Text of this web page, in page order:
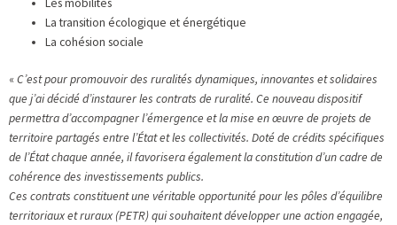
La transition écologique et énergétique
La cohésion sociale
«C’est pour promouvoir des ruralités dynamiques, innovantes et solidaires
que j’ai décidé d’instaurer les contrats de ruralité. Ce nouveau dispositif
permettra d’accompagner l’émergence et la mise en œuvre de projets de
territoire partagés entre l’État et les collectivités. Doté de crédits spécifiques
de l’État chaque année, il favorisera également la constitution d’un cadre de
cohérence des investissements publics.
Ces contrats constituent une véritable opportunité pour les pôles d’équilibre
territoriaux et ruraux (PETR) qui souhaitent développer une action engagée,